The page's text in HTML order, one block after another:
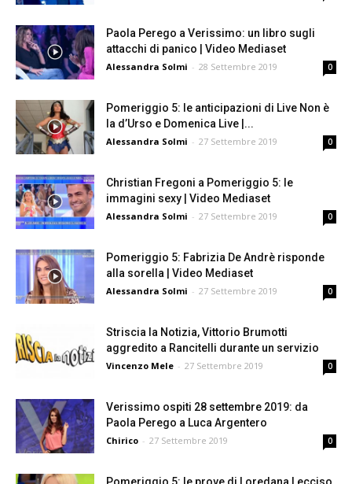
Paola Perego a Verissimo: un libro sugli
attacchi di panico | Video Mediaset
Alessandra Solmi - 28 Settembre 2019 0
Pomeriggio 5: le anticipazioni di Live Non è
la d’Urso e Domenica Live |...
Alessandra Solmi - 27 Settembre 2019 0
Christian Fregoni a Pomeriggio 5: le
immagini sexy | Video Mediaset
Alessandra Solmi - 27 Settembre 2019 0
Pomeriggio 5: Fabrizia De Andrè risponde
alla sorella | Video Mediaset
Alessandra Solmi - 27 Settembre 2019 0
Striscia la Notizia, Vittorio Brumotti
aggredito a Rancitelli durante un servizio
Vincenzo Mele - 27 Settembre 2019 0
Verissimo ospiti 28 settembre 2019: da
Paola Perego a Luca Argentero
Chirico - 27 Settembre 2019 0